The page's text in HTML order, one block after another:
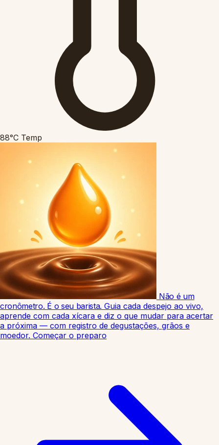
88°C Temp
Não é um
cronômetro. É o seu barista. Guia cada despejo ao vivo,
aprende com cada xícara e diz o que mudar para acertar
a próxima — com registro de degustações, grãos e
moedor. Começar o preparo